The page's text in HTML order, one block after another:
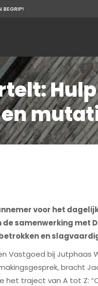
BEGRIP!
voor het
de samenwerking met
en
Vastgoed bij
bracht
het traject van A tot Z: